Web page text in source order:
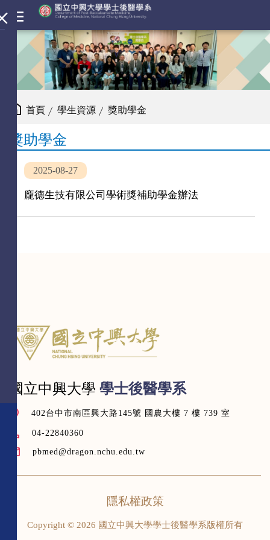
首頁 學生資源 獎助學金
獎助學金
2025-08-27
龐德生技有限公司學術獎補助學金辦法
國立中興大學 學士後醫學系
402台中市南區興大路145號 國農大樓 7 樓 739 室
04-22840360
pbmed@dragon.nchu.edu.tw
隱私權政策
Copyright © 2026 國立中興大學學士後醫學系版權所有